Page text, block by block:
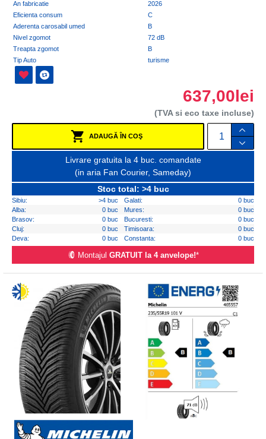
An fabricatie
2026
Eficienta consum
C
Aderenta carosabil umed
B
Nivel zgomot
72 dB
Treapta zgomot
B
Tip Auto
turisme
637,00lei
(TVA si eco taxe incluse)
ADAUGĂ ÎN COŞ
Livrare gratuita la 4 buc. comandate
(in aria Fan Courier, Sameday)
Stoc total: >4 buc
Sibiu: >4 buc Galati:
0 buc
Alba:
0 buc Mures:
0 buc
Brasov:
0 buc Bucuresti:
0 buc
Cluj:
0 buc Timisoara:
0 buc
Deva:
0 buc Constanta: 0 buc
Montajul GRATUIT la 4 anvelope!*